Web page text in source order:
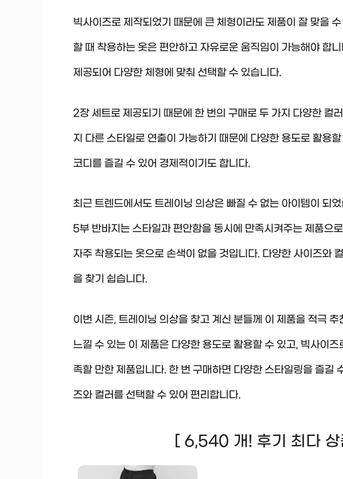
빅사이즈로 제작되었기 때문에 큰 체형이라도 제품이 잘 맞을
할 때 착용하는 옷은 편안하고 자유로운 움직임이 가능해야 합
제공되어 다양한 체형에 맞춰 선택할 수 있습니다.
2장 세트로 제공되기 때문에 한 번의 구매로 두 가지 다양한 컬
지 다른 스타일로 연출이 가능하기 때문에 다양한 용도로 활용
코디를 즐길 수 있어 경제적이기도 합니다.
최근 트렌드에서도 트레이닝 의상은 빠질 수 없는 아이템이 되
5부 반바지는 스타일과 편안함을 동시에 만족시켜주는 제품으
자주 착용되는 옷으로 손색이 없을 것입니다. 다양한 사이즈와
을 찾기 쉽습니다.
이번 시즌, 트레이닝 의상을 찾고 계신 분들께 이 제품을 적극
느낄 수 있는 이 제품은 다양한 용도로 활용할 수 있고, 빅사이
족할 만한 제품입니다. 한 번 구매하면 다양한 스타일링을 즐길
즈와 컬러를 선택할 수 있어 편리합니다.
[ 6,540 개! 후기 최다 상